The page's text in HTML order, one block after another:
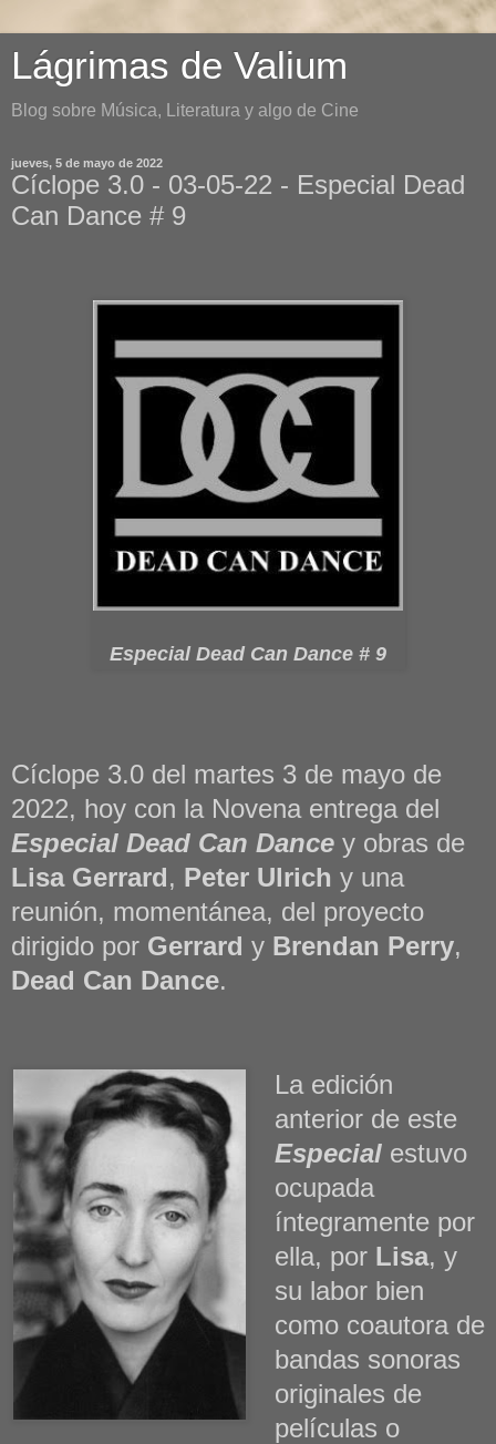
Lágrimas de Valium
Blog sobre Música, Literatura y algo de Cine
jueves, 5 de mayo de 2022
Cíclope 3.0 - 03-05-22 - Especial Dead
Can Dance # 9
Especial Dead Can Dance # 9
Cíclope 3.0 del martes 3 de mayo de
2022, hoy con la Novena entrega del
Especial Dead Can Dance y obras de
Lisa Gerrard, Peter Ulrich y una
reunión, momentánea, del proyecto
dirigido por Gerrard y Brendan Perry,
Dead Can Dance.
La edición
anterior de este
Especial estuvo
ocupada
íntegramente por
ella, por Lisa, y
su labor bien
como coautora de
bandas sonoras
originales de
películas o